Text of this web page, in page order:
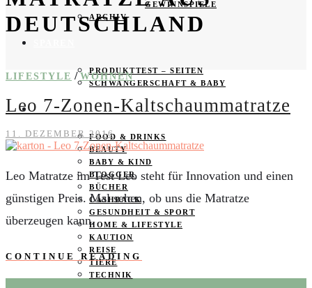
GEWINNSPIELE
ARCHIV
PRODUKTTEST – SEITEN
SCHWANGERSCHAFT & BABY
PRODUKTTESTER GESUCHT
FOOD & DRINKS
BEAUTY
BABY & KIND
BLOGGER
BÜCHER
CASHBACK
GESUNDHEIT & SPORT
HOME & LIFESTYLE
KAUTION
REISE
TIERE
TECHNIK
DEUTSCHLAND
LIFESTYLE / WOHNEN
Leo 7-Zonen-Kaltschaummatratze
11. DEZEMBER 2016
Leo Matratze im Test Leo steht für Innovation und einen
günstigen Preis. Mal sehen, ob uns die Matratze
überzeugen kann.
CONTINUE READING